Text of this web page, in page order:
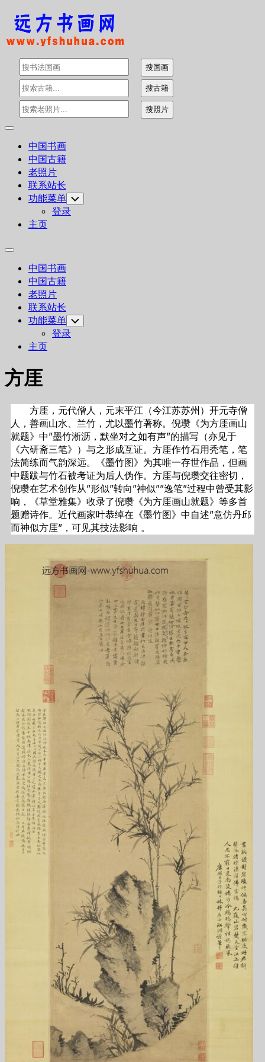
Skip
content
Expand
中国书画
中国古籍
老照片
联系站长
功能菜单 Toggle
Child
Menu
登录
主页
Expand
中国书画
中国古籍
老照片
联系站长
功能菜单 Toggle
Child
Menu
登录
主页
方厓
方厓，元代僧人，元末平江（今江苏苏州）开元寺僧
人，善画山水、兰竹，尤以墨竹著称。倪瓒《为方厓画山
就题》中”墨竹淅沥，默坐对之如有声”的描写（亦见于
《六研斋三笔》）与之形成互证。方厓作竹石用秃笔，笔
法简练而气韵深远。《墨竹图》为其唯一存世作品，但画
中题跋与竹石被考证为后人伪作。方厓与倪瓒交往密切，
倪瓒在艺术创作从”形似”转向”神似””逸笔”过程中曾受其影
响，《草堂雅集》收录了倪瓒《为方厓画山就题》等多首
题赠诗作。近代画家叶恭绰在《墨竹图》中自述”意仿丹邱
而神似方厓”，可见其技法影响 。